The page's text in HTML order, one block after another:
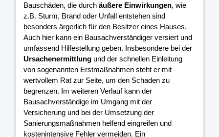
Bauschäden, die durch äußere Einwirkungen, wie
z.B. Sturm, Brand oder Unfall entstehen sind
besonders ärgerlich für den Besitzer eines Hauses.
Auch hier kann ein Bausachverständiger versiert und
umfassend Hilfestellung geben. Insbesondere bei der
Ursachenermittlung und der schnellen Einleitung
von sogenannten Erstmaßnahmen steht er mit
wertvollem Rat zur Seite, um den Schaden zu
begrenzen. Im weiteren Verlauf kann der
Bausachverständige im Umgang mit der
Versicherung und bei der Umsetzung der
Sanierungsmaßnahmen helfend eingreifen und
kostenintensive Fehler vermeiden. Ein